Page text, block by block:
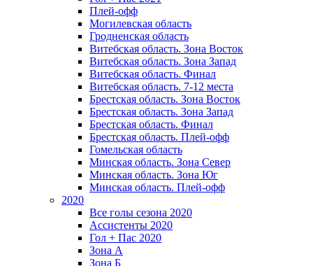
Плей-офф
Могилевская область
Гродненская область
Витебская область. Зона Восток
Витебская область. Зона Запад
Витебская область. Финал
Витебская область. 7-12 места
Брестская область. Зона Восток
Брестская область. Зона Запад
Брестская область. Финал
Брестская область. Плей-офф
Гомельская область
Минская область. Зона Север
Минская область. Зона Юг
Минская область. Плей-офф
2020
Все голы сезона 2020
Ассистенты 2020
Гол + Пас 2020
Зона А
Зона Б